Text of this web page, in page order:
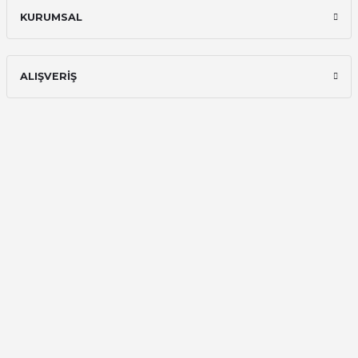
KURUMSAL
ALIŞVERİŞ